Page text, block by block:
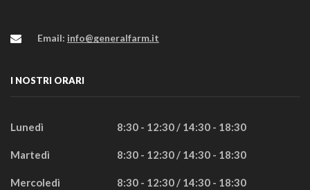
Email: info@generalfarm.it
I NOSTRI ORARI
Lunedì 8:30 - 12:30 / 14:30 - 18:30
Martedì 8:30 - 12:30 / 14:30 - 18:30
Mercoledì 8:30 - 12:30 / 14:30 - 18:30